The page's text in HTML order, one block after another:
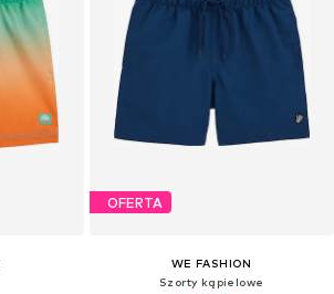
OFERTA
WE FASHION
Szorty kąpielowe